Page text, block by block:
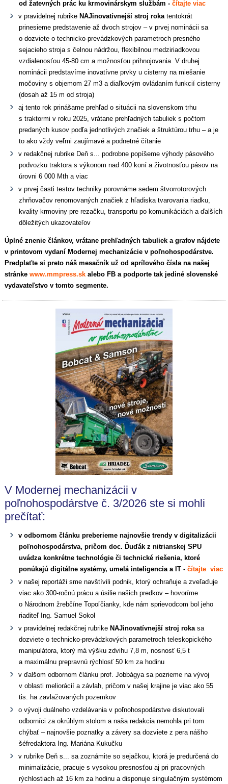
od žatevných prác ku krmovinárskym službám -čítajte viac
v pravidelnej rubrike NAJinovatívnejší stroj rokatentokrát
prinesieme predstavenie až dvoch strojov – v prvej nominácii sa
o dozviete o technicko-prevádzkových parametroch presného
sejacieho stroja s čelnou nádržou, flexibilnou medziriadkovou
vzdialenosťou 45-80 cm a možnosťou prihnojovania. V druhej
nominácii predstavíme inovatívne prvky u cisterny na miešanie
močoviny s objemom 27 m3 a diaľkovým ovládaním funkcií cisterny
(dosah až 15 m od stroja)
aj tento rok prinášame prehľad o situácii na slovenskom trhu
s traktormi v roku 2025, vrátane prehľadných tabuliek s počtom
predaných kusov podľa jednotlivých značiek a štruktúrou trhu – a je
to ako vždy veľmi zaujímavé a podnetné čítanie
v redakčnej rubrike Deň s... podrobne popíšeme výhody pásového
podvozku traktora s výkonom nad 400 koní a životnosťou pásov na
úrovni 6 000 Mth a viac
v prvej časti testov techniky porovnáme sedem štvorrotorových
zhrňovačov renomovaných značiek z hľadiska tvarovania riadku,
kvality krmoviny pre rezačku, transportu po komunikáciách a ďalších
dôležitých ukazovateľov
Úplné znenie článkov, vrátane prehľadných tabuliek a grafov nájdete
v printovom vydaní Modernej mechanizácie v poľnohospodárstve.
Predplaťte si preto náš mesačník už od aprílového čísla na našej
stránkewww.mmpress.sk alebo FBa podporte tak jediné slovenské
vydavateľstvo v tomto segmente.
V Modernej mechanizácii v
poľnohospodárstve č. 3/2026 ste si mohli
prečítať:
v odbornom článku preberieme najnovšie trendy v digitalizácii
poľnohospodárstva, pričom doc. Ďuďák z nitrianskej SPU
uvádza konkrétne technológie či technické riešenia, ktoré
ponúkajú digitálne systémy, umelá inteligencia a IT -čítajte viac
v našej reportáži sme navštívili podnik, ktorý ochraňuje a zveľaďuje
viac ako 300-ročnú prácu a úsilie našich predkov – hovoríme
o Národnom žrebčíne Topoľčianky, kde nám sprievodcom bol jeho
riaditeľ Ing. Samuel Sokol
v pravidelnej redakčnej rubrike NAJinovatívnejší stroj rokasa
dozviete o technicko-prevádzkových parametroch teleskopického
manipulátora, ktorý má výšku zdvihu 7,8 m, nosnosť 6,5 t
a maximálnu prepravnú rýchlosť 50 km za hodinu
v ďalšom odbornom článku prof. Jobbágya sa pozrieme na vývoj
v oblasti meliorácií a závlah, pričom v našej krajine je viac ako 55
tis. ha zavlažovaných pozemkov
o vývoji duálneho vzdelávania v poľnohospodárstve diskutovali
odborníci za okrúhlym stolom a naša redakcia nemohla pri tom
chýbať – najnovšie poznatky a závery sa dozviete z pera nášho
šéfredaktora Ing. Mariána Kukučku
v rubrike Deň s... sa zoznámite so sejačkou, ktorá je predurčená do
minimalizácie, pracuje s vysokou presnosťou aj pri pracovných
rýchlostiach až 16 km za hodinu a disponuje singulačným systémom